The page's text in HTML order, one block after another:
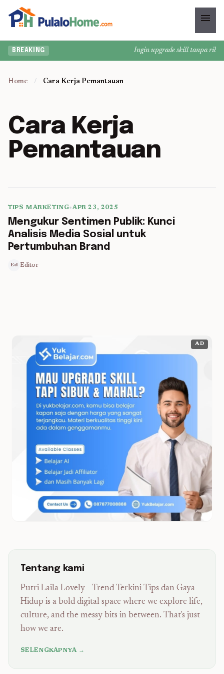
menu
BREAKING Ingin upgrade skill tanpa
Home / Cara Kerja Pemantauan
Cara Kerja
Pemantauan
5 min read
TIPS MARKETING•APR 23, 2025
Mengukur Sentimen Publik: Kunci
Analisis Media Sosial untuk
Pertumbuhan Brand
Ed Editor
AD
Tentang kami
Putri Laila Lovely - Trend Terkini Tips dan Gaya
Hidup is a bold digital space where we explore life,
culture, and the messy bits in between. That's just
how we are.
SELENGKAPNYA →